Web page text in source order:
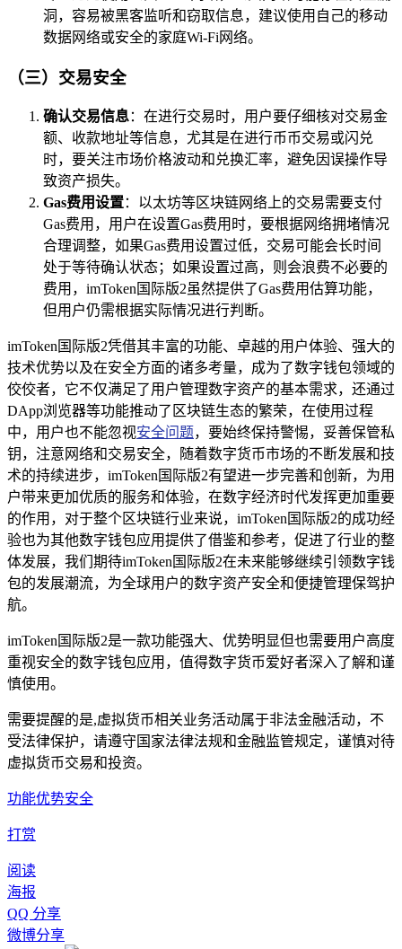
洞，容易被黑客监听和窃取信息，建议使用自己的移动
数据网络或安全的家庭Wi-Fi网络。
（三）交易安全
确认交易信息：在进行交易时，用户要仔细核对交易金
额、收款地址等信息，尤其是在进行币币交易或闪兑
时，要关注市场价格波动和兑换汇率，避免因误操作导
致资产损失。
Gas费用设置：以太坊等区块链网络上的交易需要支付
Gas费用，用户在设置Gas费用时，要根据网络拥堵情况
合理调整，如果Gas费用设置过低，交易可能会长时间
处于等待确认状态；如果设置过高，则会浪费不必要的
费用，imToken国际版2虽然提供了Gas费用估算功能，
但用户仍需根据实际情况进行判断。
imToken国际版2凭借其丰富的功能、卓越的用户体验、强大的
技术优势以及在安全方面的诸多考量，成为了数字钱包领域的
佼佼者，它不仅满足了用户管理数字资产的基本需求，还通过
DApp浏览器等功能推动了区块链生态的繁荣，在使用过程
中，用户也不能忽视安全问题，要始终保持警惕，妥善保管私
钥，注意网络和交易安全，随着数字货币市场的不断发展和技
术的持续进步，imToken国际版2有望进一步完善和创新，为用
户带来更加优质的服务和体验，在数字经济时代发挥更加重要
的作用，对于整个区块链行业来说，imToken国际版2的成功经
验也为其他数字钱包应用提供了借鉴和参考，促进了行业的整
体发展，我们期待imToken国际版2在未来能够继续引领数字钱
包的发展潮流，为全球用户的数字资产安全和便捷管理保驾护
航。
imToken国际版2是一款功能强大、优势明显但也需要用户高度
重视安全的数字钱包应用，值得数字货币爱好者深入了解和谨
慎使用。
需要提醒的是,虚拟货币相关业务活动属于非法金融活动，不
受法律保护，请遵守国家法律法规和金融监管规定，谨慎对待
虚拟货币交易和投资。
功能优势安全
打赏
阅读
海报
QQ 分享
微博分享